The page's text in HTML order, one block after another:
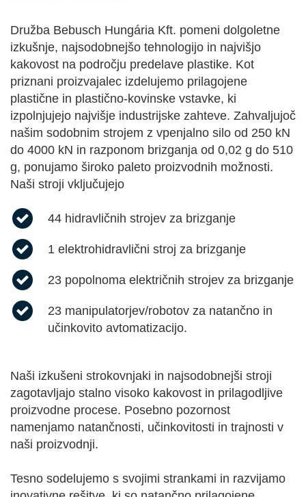
Družba Bebusch Hungária Kft. pomeni dolgoletne
izkušnje, najsodobnejšo tehnologijo in najvišjo
kakovost na področju predelave plastike. Kot
priznani proizvajalec izdelujemo prilagojene
plastične in plastično-kovinske vstavke, ki
izpolnjujejo najvišje industrijske zahteve. Zahvaljujoč
našim sodobnim strojem z vpenjalno silo od 250 kN
do 4000 kN in razponom brizganja od 0,02 g do 510
g, ponujamo široko paleto proizvodnih možnosti.
Naši stroji vključujejo
44 hidravličnih strojev za brizganje
1 elektrohidravlični stroj za brizganje
23 popolnoma električnih strojev za brizganje
23 manipulatorjev/robotov za natančno in
učinkovito avtomatizacijo.
Naši izkušeni strokovnjaki in najsodobnejši stroji
zagotavljajo stalno visoko kakovost in prilagodljive
proizvodne procese. Posebno pozornost
namenjamo natančnosti, učinkovitosti in trajnosti v
naši proizvodnji.
Tesno sodelujemo s svojimi strankami in razvijamo